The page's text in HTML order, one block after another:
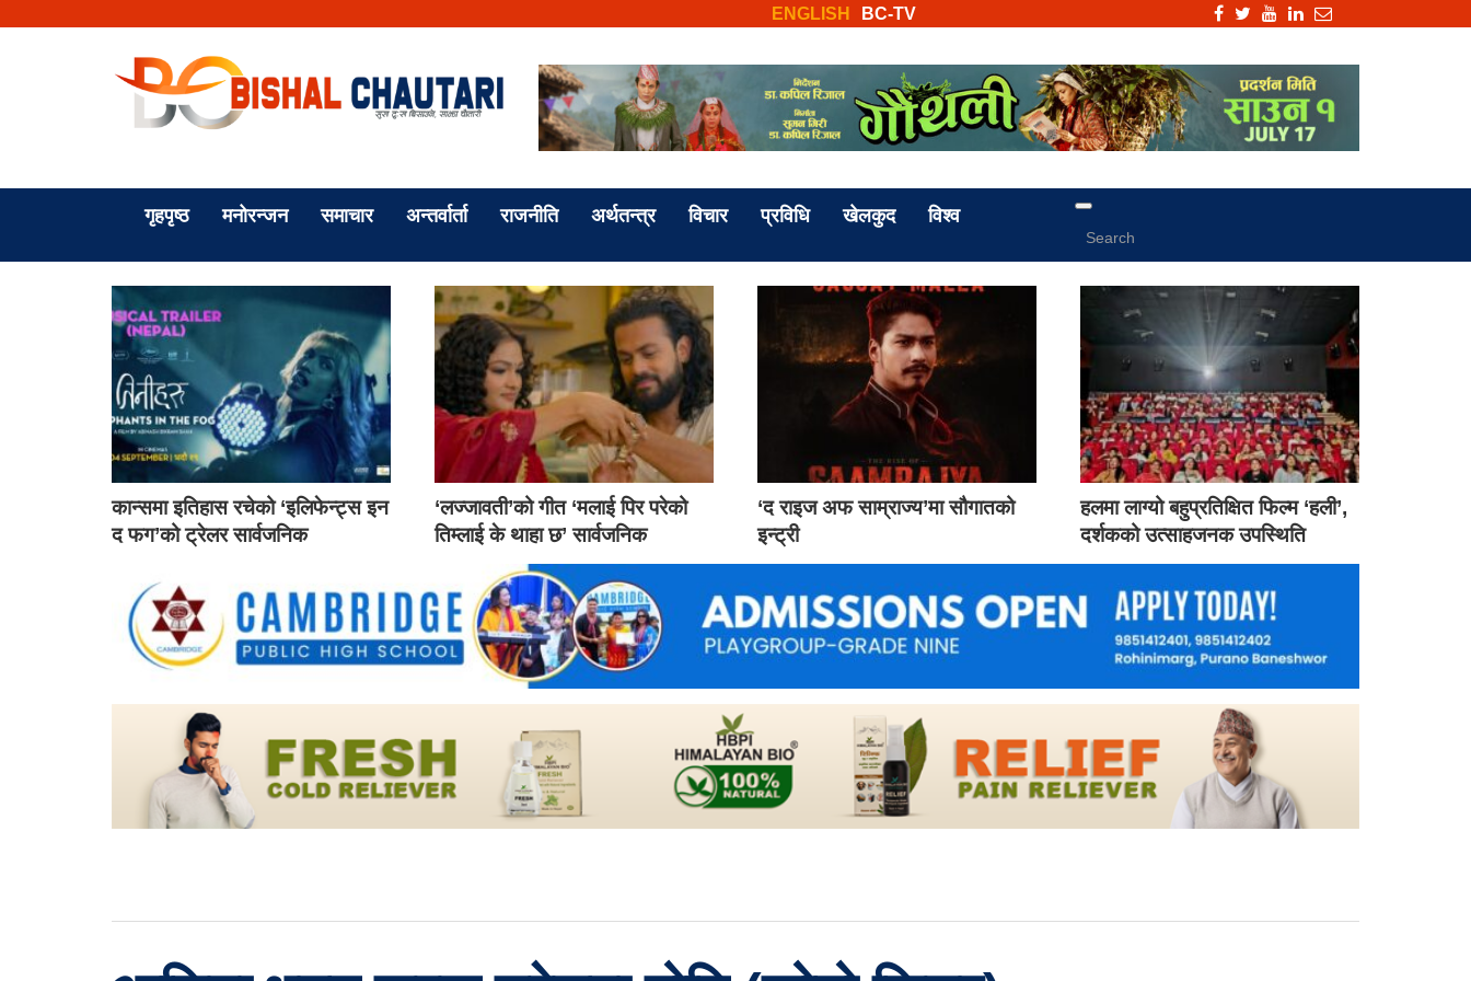
BC-TV
ENGLISH
गृहपृष्ठ मनोरन्जन समाचार अन्तर्वार्ता राजनीति अर्थतन्त्र विचार प्रविधि खेलकुद विश्व
कान्समा इतिहास रचेको ‘इलिफेन्ट्स इन
द फग’को ट्रेलर सार्वजनिक
‘लज्जावती’को गीत ‘मलाई पिर परेको
तिम्लाई के थाहा छ’ सार्वजनिक
‘द राइज अफ साम्राज्य’मा सौगातको
इन्ट्री
हलमा लाग्यो बहुप्रतिक्षित फिल्म ‘हली’,
दर्शकको उत्साहजनक उपस्थिति